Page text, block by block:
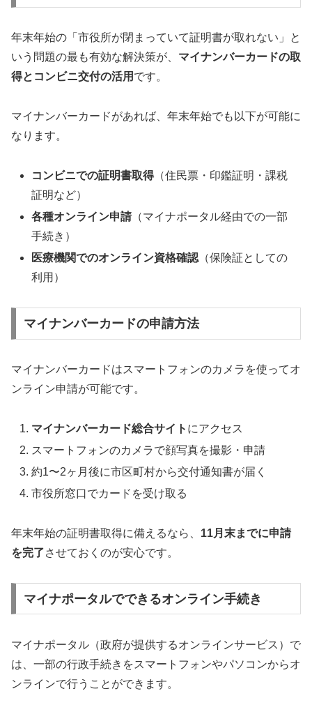
年末年始の「市役所が閉まっていて証明書が取れない」と
いう問題の最も有効な解決策が、 マイナンバーカードの取
得とコンビニ交付の活用 です。
マイナンバーカードがあれば、年末年始でも以下が可能に
なります。
コンビニでの証明書取得（住民票・印鑑証明・課税
証明など）
各種オンライン申請（マイナポータル経由での一部
手続き）
医療機関でのオンライン資格確認 （保険証としての
利用）
マイナンバーカードの申請方法
マイナンバーカードはスマートフォンのカメラを使ってオ
ンライン申請が可能です。
マイナンバーカード総合サイト にアクセス
スマートフォンのカメラで顔写真を撮影・申請
約1〜2ヶ月後に市区町村から交付通知書が届く
市役所窓口でカードを受け取る
年末年始の証明書取得に備えるなら、 11月末までに申請
を完了させておくのが安心です。
マイナポータルでできるオンライン手続き
マイナポータル（政府が提供するオンラインサービス）で
は、一部の行政手続きをスマートフォンやパソコンからオ
ンラインで行うことができます。